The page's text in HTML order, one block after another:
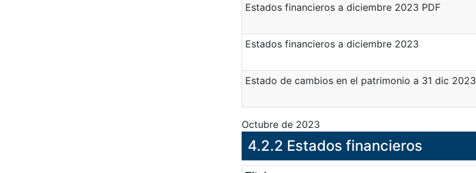
Estados financieros a diciembre 2023 PDF
Estados financieros a diciembre 2023
Estado de cambios en el patrimonio a 31 dic 2023
Octubre de 2023
4.2.2 Estados financieros